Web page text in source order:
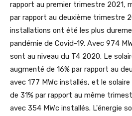
rapport au premier trimestre 2021,
par rapport au deuxième trimestre
installations ont été les plus
pandémie de Covid-19. Avec 974
sont au niveau du T4 2020. Le
augmenté de 16% par rapport au
avec 177 MWc installés, et le
de 31% par rapport au même
avec 354 MWc installés. L'énergie